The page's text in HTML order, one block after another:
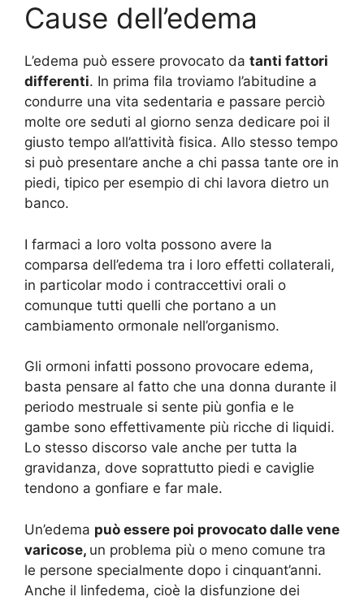
Cause dell’edema
L’edema può essere provocato da tanti fattori
differenti. In prima fila troviamo l’abitudine a
condurre una vita sedentaria e passare perciò
molte ore seduti al giorno senza dedicare poi il
giusto tempo all’attività fisica. Allo stesso tempo
si può presentare anche a chi passa tante ore in
piedi, tipico per esempio di chi lavora dietro un
banco.
I farmaci a loro volta possono avere la
comparsa dell’edema tra i loro effetti collaterali,
in particolar modo i contraccettivi orali o
comunque tutti quelli che portano a un
cambiamento ormonale nell’organismo.
Gli ormoni infatti possono provocare edema,
basta pensare al fatto che una donna durante il
periodo mestruale si sente più gonfia e le
gambe sono effettivamente più ricche di liquidi.
Lo stesso discorso vale anche per tutta la
gravidanza, dove soprattutto piedi e caviglie
tendono a gonfiare e far male.
Un’edema può essere poi provocato dalle vene
varicose, un problema più o meno comune tra
le persone specialmente dopo i cinquant’anni.
Anche il linfedema, cioè la disfunzione dei